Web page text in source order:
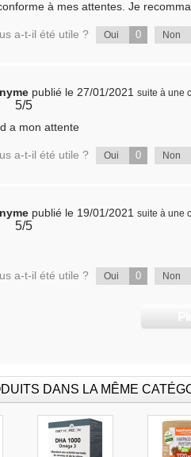
à mes attentes. Je
a-t-il été utile ? Oui 0 Non
publié le 27/01/2021 suite à une
5/5
a mon attente
a-t-il été utile ? Oui 0 Non
publié le 19/01/2021 suite à une
5/5
a-t-il été utile ? Oui 0 Non
DANS LA MÊME